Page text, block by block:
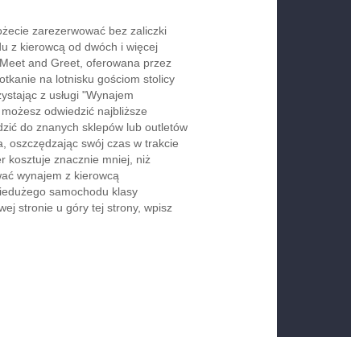
zarezerwować bez zaliczki
z kierowcą od dwóch i więcej
and Greet, oferowana przez
na lotnisku gościom stolicy
z usługi "Wynajem
odwiedzić najbliższe
do znanych sklepów lub outletów
oszczędzając swój czas w trakcie
kosztuje znacznie mniej, niż
wynajem z kierowcą
samochodu klasy
stronie u góry tej strony, wpisz